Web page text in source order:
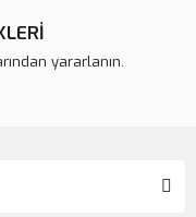
yararlanın.